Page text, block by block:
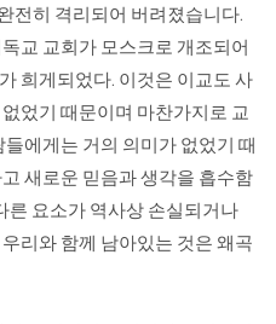
전히 격리되어 버려졌습니다.
교 교회가 모스크로 개조되어
희게되었다. 이것은 이교도 사
었기 때문이며 마찬가지로 교
에게는 거의 의미가 없었기 때
새로운 믿음과 생각을 흡수함
른 요소가 역사상 손실되거나
리와 함께 남아있는 것은 왜곡